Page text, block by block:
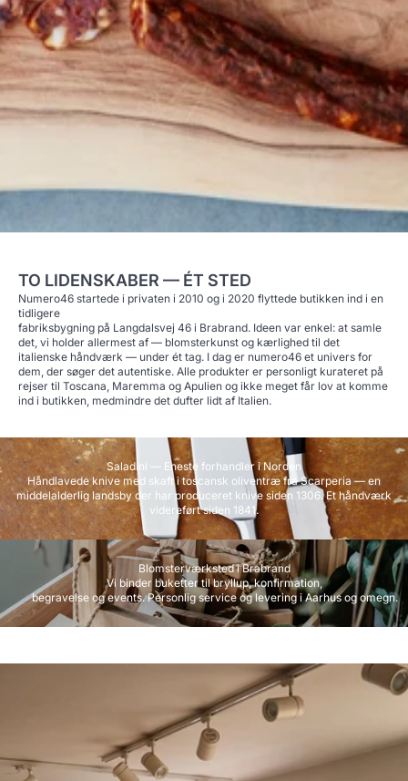
TO LIDENSKABER — ÉT STED
Numero46 startede i privaten i 2010 og i 2020 flyttede butikken ind i en
tidligere
fabriksbygning på Langdalsvej 46 i Brabrand. Ideen var enkel: at samle
det, vi holder allermest af — blomsterkunst og kærlighed til det
italienske håndværk — under ét tag. I dag er numero46 et univers for
dem, der søger det autentiske. Alle produkter er personligt kurateret på
rejser til Toscana, Maremma og Apulien og ikke meget får lov at komme
ind i butikken, medmindre det dufter lidt af Italien.
Saladini — Eneste forhandler i Norden
Håndlavede knive med skaft i toscansk oliventræ fra Scarperia — en
middelalderlig landsby der har produceret knive siden 1306. Et håndværk
videreført siden 1841.
Blomsterværksted i Brabrand
Vi binder buketter til bryllup, konfirmation,
begravelse og events. Personlig service og levering i Aarhus og omegn.